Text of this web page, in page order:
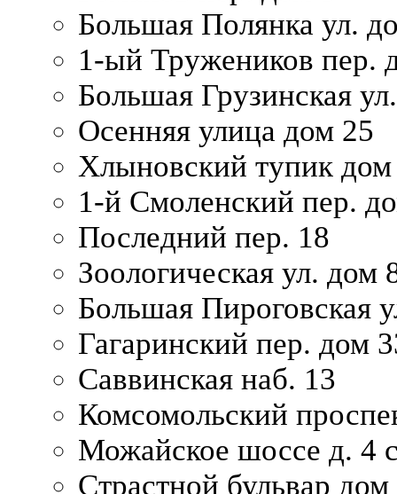
Большая Полянка ул.
1-ый Тружеников пер.
Большая Грузинская
Осенняя улица дом 25
Хлыновский тупик
1-й Смоленский пер.
Последний пер. 18
Зоологическая ул. дом
Большая Пироговская
Гагаринский пер. дом
Саввинская наб. 13
Комсомольский
Можайское шоссе д. 4
Страстной бульвар дом